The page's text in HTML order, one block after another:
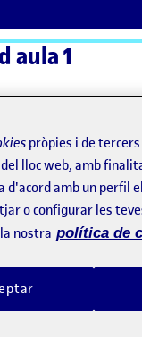
aula 1
ActiFolios
pròpies i de
lloc web, amb
d'acord amb un perfil
o configurar les
nostra política de